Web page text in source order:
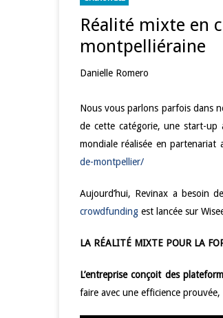
Réalité mixte en
montpelliéraine
Danielle Romero
Nous vous parlons parfois dans
de cette catégorie, une start-up
mondiale réalisée en partenariat
de-montpellier/
Aujourd’hui, Revinax a besoin
crowdfunding est lancée sur
LA RÉALITÉ MIXTE POUR LA
L’entreprise conçoit des
faire avec une efficience